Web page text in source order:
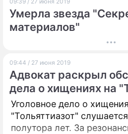
"Голос.Дети".
Умерла звезда
материалов"
09:44 / 27 июня 2019
Адвокат раскрыл
дела о хищениях на
Уголовное дело о
"Тольяттиазот"
полутора лет. За